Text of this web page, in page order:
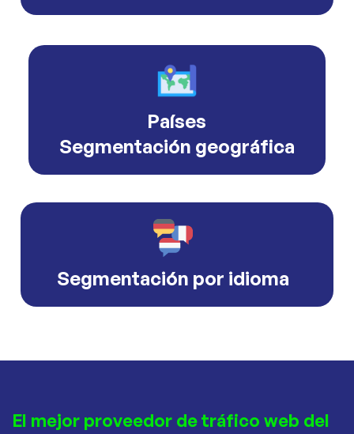
Países
Segmentación geográfica
Segmentación por idioma
El mejor proveedor de tráfico web del